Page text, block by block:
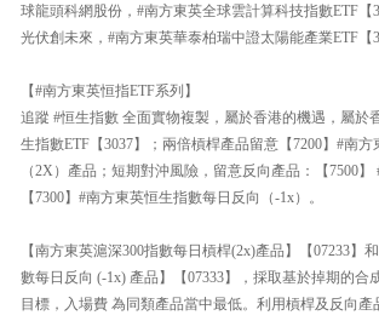
球龍頭科網股份，#南方東英全球雲計算科技指數ETF【
光伏創未來，#南方東英華泰柏瑞中證太陽能產業ETF【
【#南方東英恒指ETF系列】
追蹤 #恒生指數 全面實物複製，屬於香港的機遇，屬於
生指數ETF【3037】；兩倍槓桿產品留意【7200】#南
（2X）產品；短期對沖風險，留意反向產品：【7500】
【7300】#南方東英恒生指數每日反向（-1x）。
【南方東英滬深300指數每日槓桿(2x)產品】【07233】
數每日反向 (-1x) 產品】【07333】，採取基於掉期的合
目標，入場費 為同類產品當中最低。利用槓桿及反向產